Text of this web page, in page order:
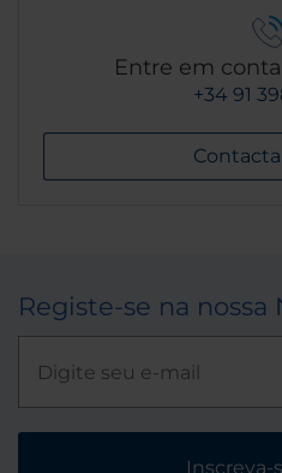
Entre em
+34 91
Registe-se na
Inscreva-